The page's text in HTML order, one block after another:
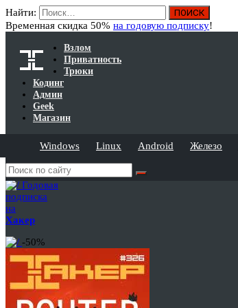
Найти:
Временная скидка 50% на годовую подписку!
Взлом
Приватность
Трюки
Кодинг
Админ
Geek
Магазин
Windows Linux Android Железо
Годовая
подписка
на
Хакер
-50%